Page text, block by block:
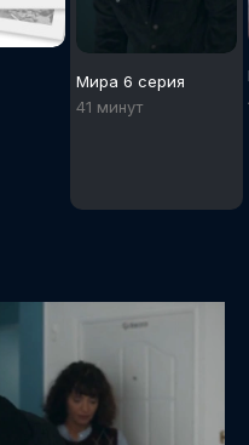
Мира 6 серия
41 минут